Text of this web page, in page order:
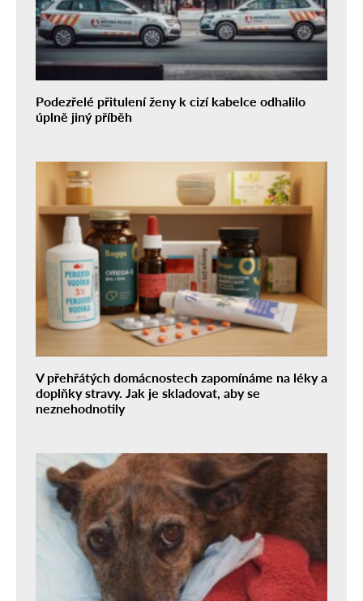
Podezřelé přitulení ženy k cizí kabelce odhalilo
úplně jiný příběh
V přehřátých domácnostech zapomínáme na léky a
doplňky stravy. Jak je skladovat, aby se
neznehodnotily